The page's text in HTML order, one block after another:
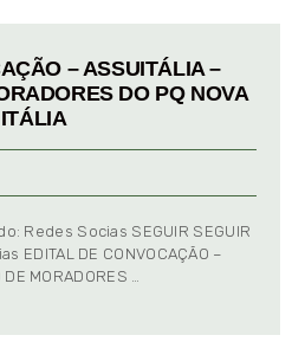
– ASSUITÁLIA –
DO PQ NOVA
Redes Socias SEGUIR SEGUIR
EDITAL DE CONVOCAÇÃO –
MORADORES …